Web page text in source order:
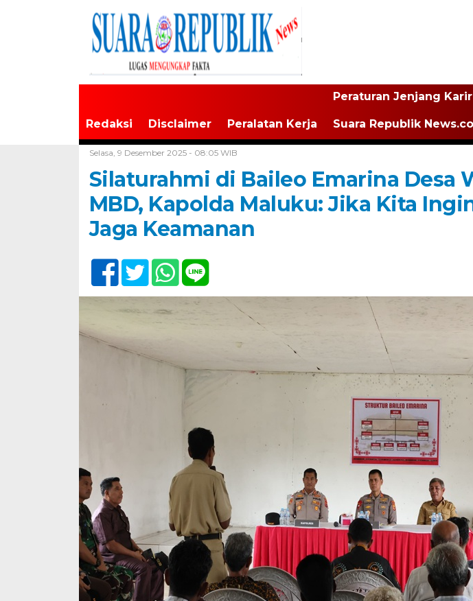
Redaksi Disclaimer Peralatan Kerja
Peraturan Jenjang
Suara Republik
Selasa, 9 Desember 2025 - 08:05 WIB
Silaturahmi di Baileo Emarina Desa
MBD, Kapolda Maluku: Jika Kita
Jaga Keamanan